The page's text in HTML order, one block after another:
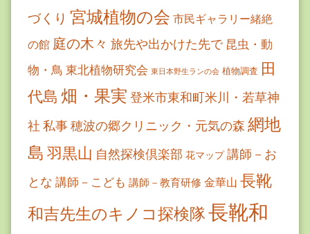
づくり 宮城植物の会 市民ギャラリー緒絶
の館 庭の木々 旅先や出かけた先で 昆虫・動
物・鳥 東北植物研究会 東日本野生ランの会 植物調査 田
代島 畑・果実 登米市東和町米川・若草神
社 私事穂波の郷クリニック・元気の森 網地
島 羽黒山 自然探検倶楽部 花マップ 講師－お
とな 講師－こども 講師－教育研修 金華山 長靴
和吉先生のキノコ探検隊長靴和